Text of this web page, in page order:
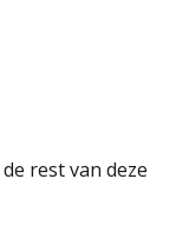
rest van deze